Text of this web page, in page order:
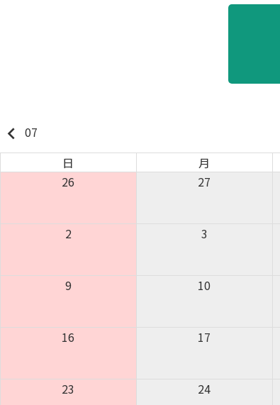
keyboard_arrow_left 07
日 月
26
27
2 3
9 10
16 17
23 24